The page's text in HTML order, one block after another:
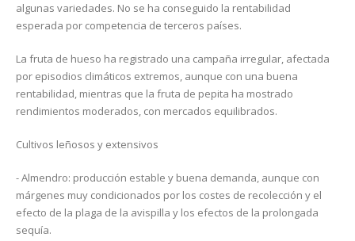
algunas variedades. No se ha conseguido la rentabilidad
esperada por competencia de terceros países.
La fruta de hueso ha registrado una campaña irregular, afectada
por episodios climáticos extremos, aunque con una buena
rentabilidad, mientras que la fruta de pepita ha mostrado
rendimientos moderados, con mercados equilibrados.
Cultivos leñosos y extensivos
- Almendro: producción estable y buena demanda, aunque con
márgenes muy condicionados por los costes de recolección y el
efecto de la plaga de la avispilla y los efectos de la prolongada
sequía.